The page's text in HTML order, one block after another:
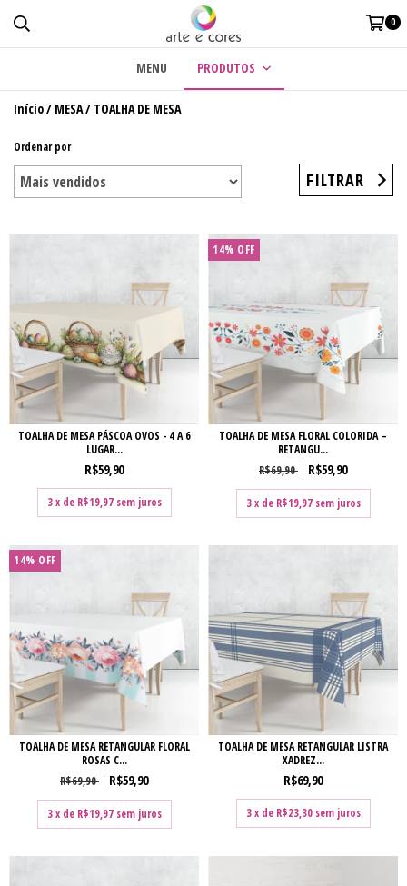
0
MENU PRODUTOS
Início/ MESA/ TOALHA DE MESA
Ordenar por
FILTRAR
TOALHA DE MESA PÁSCOA OVOS - 4 A 6
LUGAR...
R$59,90
3 x de R$19,97 sem juros
14% OFF
TOALHA DE MESA FLORAL COLORIDA –
RETANGU...
R$69,90
R$59,90
3 x de R$19,97 sem juros
14% OFF
TOALHA DE MESA RETANGULAR FLORAL
ROSAS C...
R$69,90
R$59,90
3 x de R$19,97 sem juros
TOALHA DE MESA RETANGULAR LISTRA
XADREZ...
R$69,90
3 x de R$23,30 sem juros